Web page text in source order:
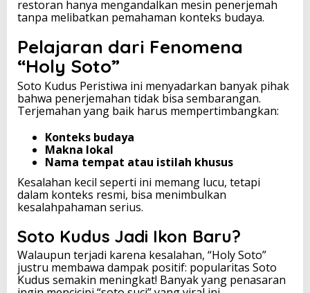
restoran hanya mengandalkan mesin penerjemah
tanpa melibatkan pemahaman konteks budaya.
Pelajaran dari Fenomena
“Holy Soto”
Soto Kudus Peristiwa ini menyadarkan banyak pihak
bahwa penerjemahan tidak bisa sembarangan.
Terjemahan yang baik harus mempertimbangkan:
Konteks budaya
Makna lokal
Nama tempat atau istilah khusus
Kesalahan kecil seperti ini memang lucu, tetapi
dalam konteks resmi, bisa menimbulkan
kesalahpahaman serius.
Soto Kudus Jadi Ikon Baru?
Walaupun terjadi karena kesalahan, “Holy Soto”
justru membawa dampak positif: popularitas Soto
Kudus semakin meningkat! Banyak yang penasaran